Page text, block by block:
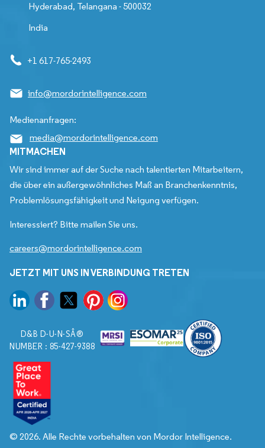
Hyderabad, Telangana - 500032
India
+1 617-765-2493
info@mordorintelligence.com
Medienanfragen:
media@mordorintelligence.com
MITMACHEN
Wir sind immer auf der Suche nach talentierten Mitarbeitern,
die über ein außergewöhnliches Maß an Branchenkenntnis,
Problemlösungsfähigkeit und Neigung verfügen.
Interessiert? Bitte mailen Sie uns.
careers@mordorintelligence.com
JETZT MIT UNS IN VERBINDUNG TRETEN
D&B D-U-N-SÂ®
NUMBER : 85-427-9388
© 2026. Alle Rechte vorbehalten von Mordor Intelligence.